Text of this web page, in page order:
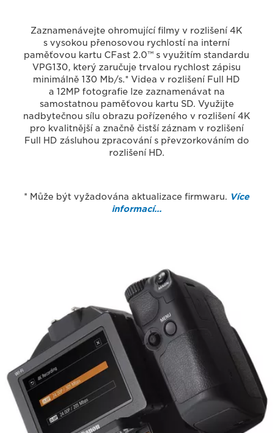
Zaznamenávejte ohromující filmy v rozlišení 4K
s vysokou přenosovou rychlostí na interní
paměťovou kartu CFast 2.0™ s využitím standardu
VPG130, který zaručuje trvalou rychlost zápisu
minimálně 130 Mb/s.* Videa v rozlišení Full HD
a 12MP fotografie lze zaznamenávat na
samostatnou paměťovou kartu SD. Využijte
nadbytečnou sílu obrazu pořízeného v rozlišení 4K
pro kvalitnější a značně čistší záznam v rozlišení
Full HD zásluhou zpracování s převzorkováním do
rozlišení HD.
* Může být vyžadována aktualizace firmwaru. Více
informací…